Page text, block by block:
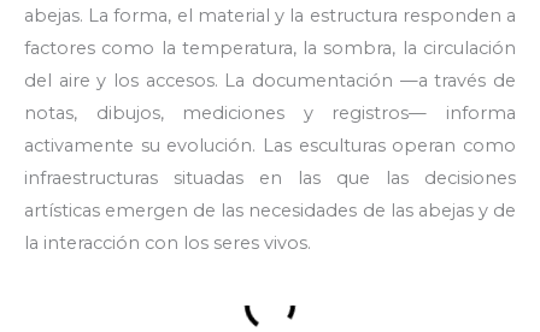
abejas. La forma, el material y la estructura responden a
factores como la temperatura, la sombra, la circulación
del aire y los accesos. La documentación —a través de
notas, dibujos, mediciones y registros— informa
activamente su evolución. Las esculturas operan como
infraestructuras situadas en las que las decisiones
artísticas emergen de las necesidades de las abejas y de
la interacción con los seres vivos.